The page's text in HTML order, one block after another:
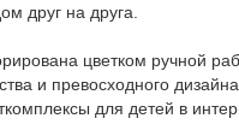
друг на друга.
цветком ручной
и превосходного
для детей в